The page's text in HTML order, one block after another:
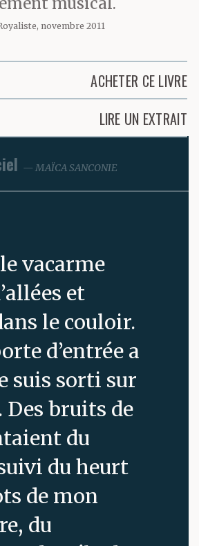
novembre 2011
ACHETER CE LIVRE
LIRE UN EXTRAIT
MAÏCA SANCONIE
vacarme
et
le couloir.
d’entrée a
suis sorti sur
Des bruits de
du
du heurt
de mon
du